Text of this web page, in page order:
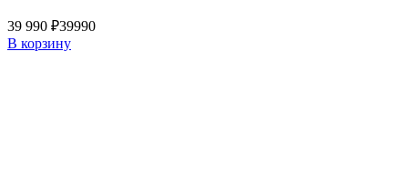
39 990 ₽39990
В корзину